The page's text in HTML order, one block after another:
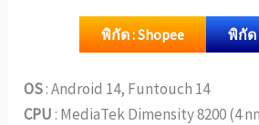
พิกัด : Shopee พิกัด
OS: Android 14, Funtouch 14
CPU: MediaTek Dimensity 8200 (4